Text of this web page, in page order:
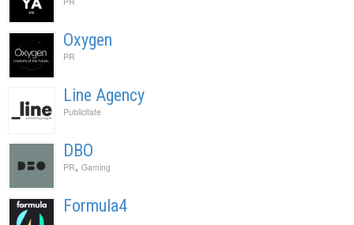
Oxygen
PR
Line Agency
Publicitate
DBO
PR, Gaming
Formula4